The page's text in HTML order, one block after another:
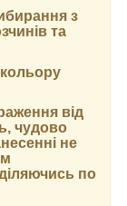
з
та
кольору
від
чудово
не
по